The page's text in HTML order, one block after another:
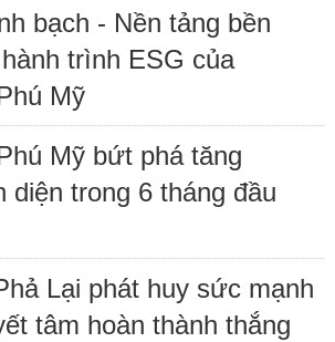
bạch - Nền tảng bền
trình ESG của
Mỹ
Mỹ bứt phá tăng
diện trong 6 tháng đầu
Lại phát huy sức mạnh
tâm hoàn thành thắng